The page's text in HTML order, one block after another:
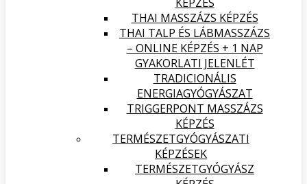
THAI MASSZÁZS KÉPZÉS
THAI TALP ÉS LÁBMASSZÁZS
– ONLINE KÉPZÉS + 1 NAP
GYAKORLATI JELENLÉT
TRADICIONÁLIS
ENERGIAGYÓGYÁSZAT
TRIGGERPONT MASSZÁZS
KÉPZÉS
TERMÉSZETGYÓGYÁSZATI
KÉPZÉSEK
TERMÉSZETGYÓGYÁSZ